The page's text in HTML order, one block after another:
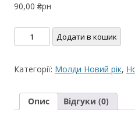
90,00 ₴рн
Молд"
Новорічні
кількість
Додати в кошик
Категорії: Молди Новий рік,
Опис Відгуки (0)